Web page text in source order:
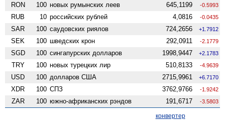
RON 100 новых румынских леев 645,1199 -0.5993
RUB 10 российских рублей 4,0816 -0.0435
SAR 100 саудовских риялов 724,2656 +1.7912
SEK 100 шведских крон 292,0911 -2.1779
SGD 100 сингапурских долларов 1998,9447 +2.1783
TRY 100 новых турецких лир 510,8133 -4.9639
USD 100 долларов США 2715,9961 +6.7170
XDR 100 СПЗ 3762,9766 -1.9242
ZAR 100 южно-африканских рэндов 191,6717 -3.5803
конвертер